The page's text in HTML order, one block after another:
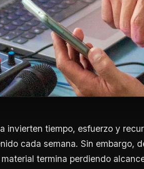
invierten tiempo, esfuerzo y
cada semana. Sin embargo,
termina perdiendo